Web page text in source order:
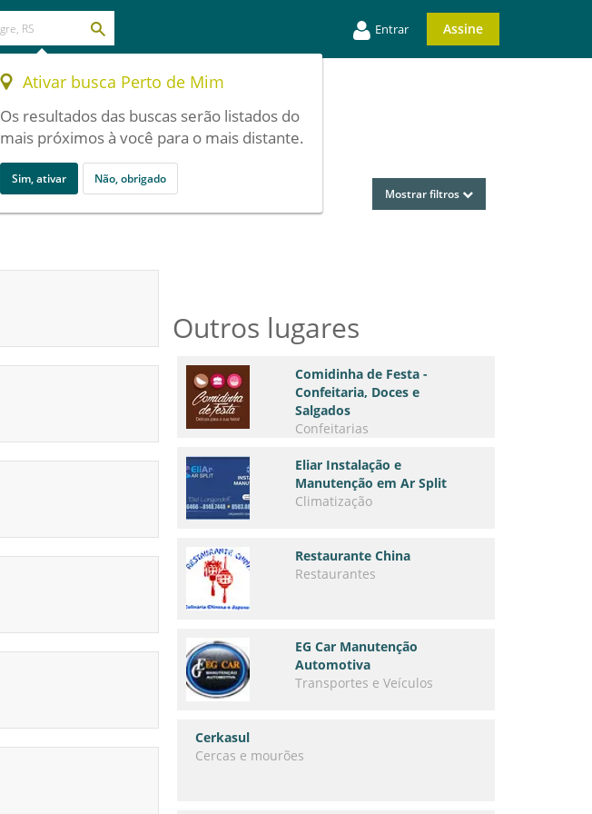
Entrar Assine
Ativar busca Perto de Mim
Os resultados das buscas serão listados do
mais próximos à você para o mais distante.
Sim, ativar Não, obrigado
Mostrar filtros
Outros lugares
Comidinha de Festa -
Confeitaria, Doces e
Salgados
Confeitarias
Eliar Instalação e
Manutenção em Ar Split
Climatização
Restaurante China
Restaurantes
EG Car Manutenção
Automotiva
Transportes e Veículos
Cerkasul
Cercas e mourões